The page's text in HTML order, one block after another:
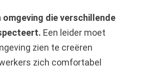
omgeving die verschillende
Een leider moet
zien te creëren
zich comfortabel